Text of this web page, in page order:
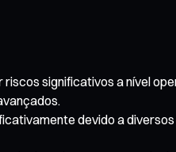
significativos a nível
devido a